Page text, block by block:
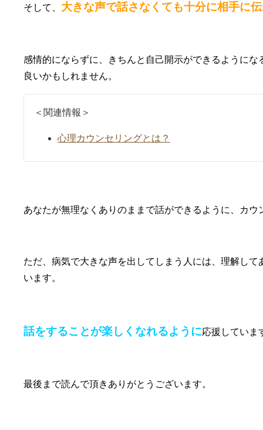
そして、 大きな声で話さなくても十分に相手に
感情的にならずに、きちんと自己開示ができるように
良いかもしれません。
＜関連情報＞
心理カウンセリングとは？
あなたが無理なくありのままで話ができるように、カ
ただ、病気で大きな声を出してしまう人には、理解し
います。
話をすることが楽しくなれるように応援していま
最後まで読んで頂きありがとうございます。